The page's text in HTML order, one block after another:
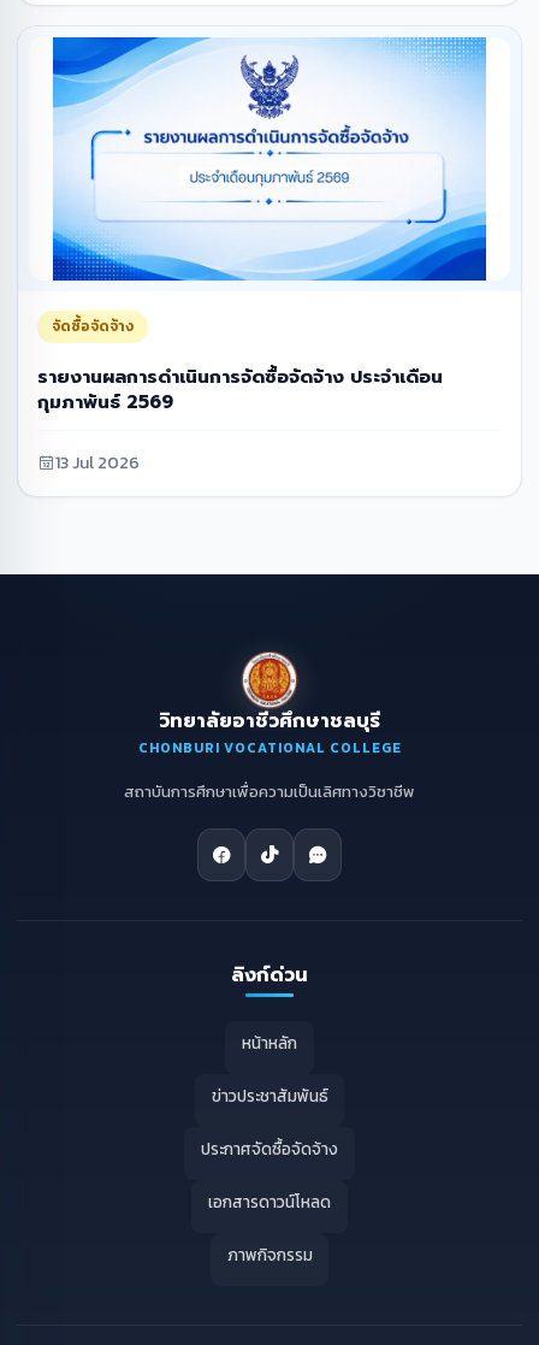
จัดซื้อจัดจ้าง
รายงานผลการดำเนินการจัดซื้อจัดจ้าง ประจำเดือน
กุมภาพันธ์ 2569
13 Jul 2026
วิทยาลัยอาชีวศึกษาชลบุรี
CHONBURI VOCATIONAL COLLEGE
สถาบันการศึกษาเพื่อความเป็นเลิศทางวิชาชีพ
ลิงก์ด่วน
หน้าหลัก
ข่าวประชาสัมพันธ์
ประกาศจัดซื้อจัดจ้าง
เอกสารดาวน์โหลด
ภาพกิจกรรม